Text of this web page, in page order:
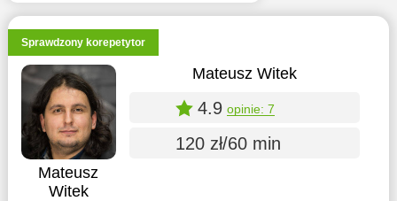
Sprawdzony korepetytor
Mateusz
Witek
Mateusz Witek
4.9 opinie: 7
120 zł/60 min